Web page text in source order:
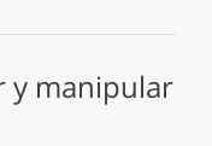
y manipular